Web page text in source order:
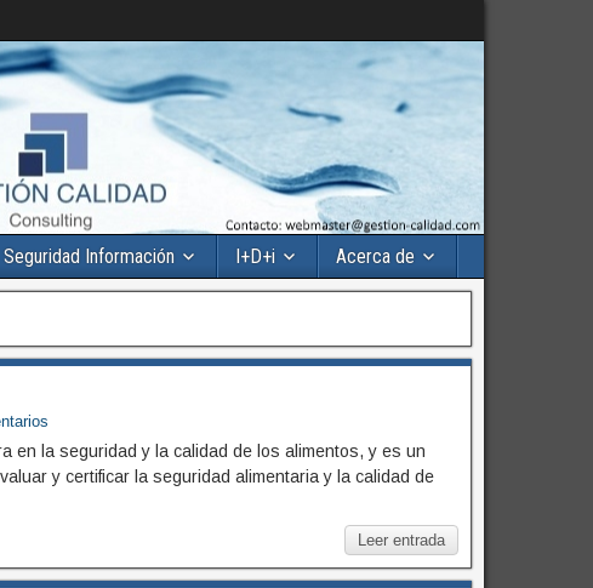
Seguridad Información I+D+i Acerca de
en la seguridad y la calidad de los alimentos, y es un
y certificar la seguridad alimentaria y la calidad de
Leer entrada